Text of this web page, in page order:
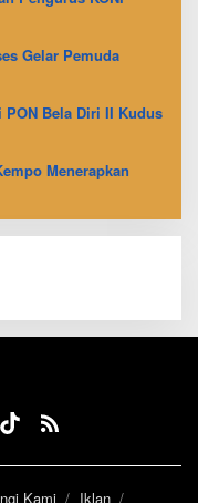
Gelar Pemuda
PON Bela Diri II Kudus
Menerapkan
Kami
Iklan